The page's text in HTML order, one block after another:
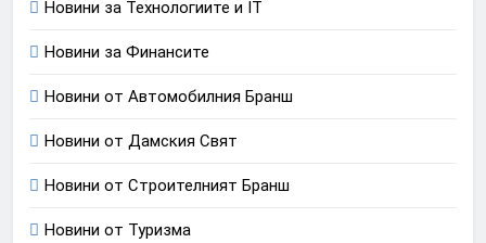
Новини за Технологиите и IT
Новини за Финансите
Новини от Автомобилния Бранш
Новини от Дамския Свят
Новини от Строителният Бранш
Новини от Туризма